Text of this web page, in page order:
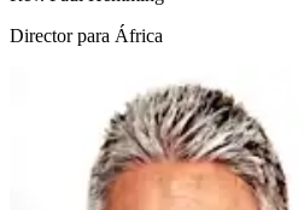
Director para África